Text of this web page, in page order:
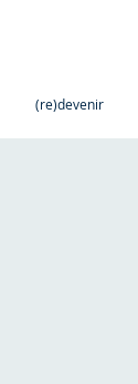
(re)devenir